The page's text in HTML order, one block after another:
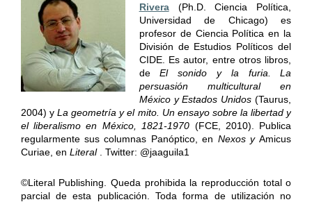
Rivera(Ph.D. Ciencia Política,
Universidad de Chicago) es
profesor de Ciencia Política en la
División de Estudios Políticos del
CIDE. Es autor, entre otros libros,
deEl sonido y la furia. La
persuasión multicultural en
México y Estados Unidos (Taurus,
2004) y La geometría y el mito. Un ensayo sobre la libertad y
el liberalismo en México, 1821-1970 (FCE, 2010). Publica
regularmente sus columnas Panóptico, en Nexos yAmicus
Curiae, en Literal . Twitter: @jaaguila1
©Literal Publishing. Queda prohibida la reproducción total o
parcial de esta publicación. Toda forma de utilización no